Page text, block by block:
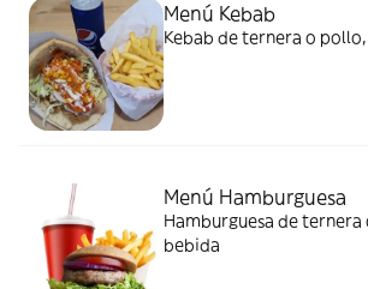
Menú Kebab
Kebab de ternera o
Menú Hamburguesa
Hamburguesa de
bebida